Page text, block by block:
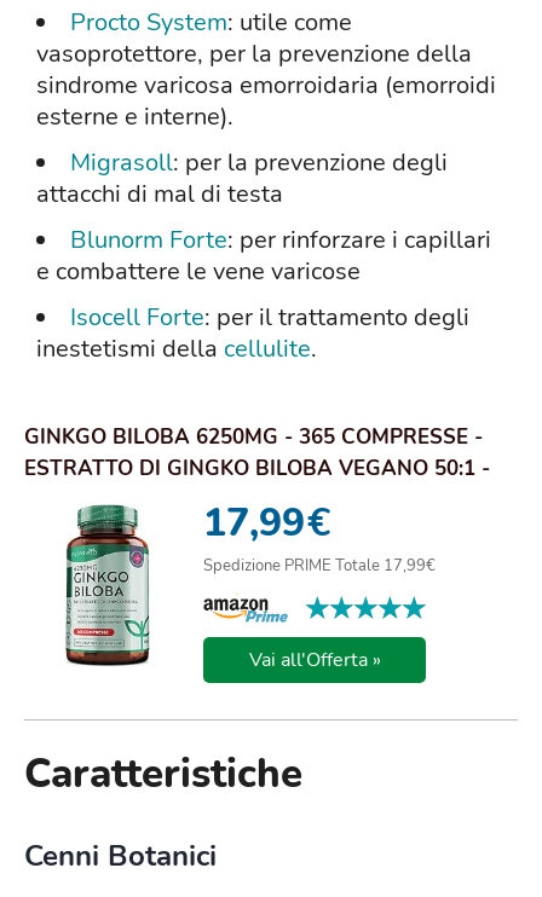
Procto System: utile come
vasoprotettore, per la prevenzione della
sindrome varicosa emorroidaria (emorroidi
esterne e interne).
Migrasoll: per la prevenzione degli
attacchi di mal di testa
Blunorm Forte: per rinforzare i capillari
e combattere le vene varicose
Isocell Forte: per il trattamento degli
inestetismi della cellulite.
GINKGO BILOBA 6250MG - 365 COMPRESSE -
ESTRATTO DI GINGKO BILOBA VEGANO 50:1 -
CAPSULE ...
17,99€
Spedizione PRIME Totale 17,99€
★★★★★
★★★★★
Vai all'Offerta »
Caratteristiche
Cenni Botanici